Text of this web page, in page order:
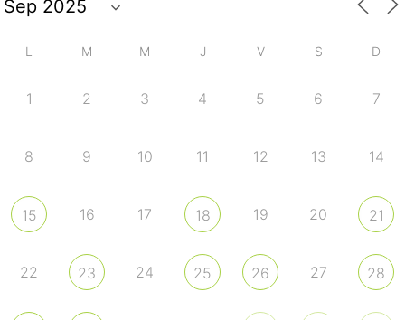
L M M J V S D
1 2 3 4 5 6 7
8 9 10 11 12 13 14
15 16 17 18 19 20 21
22 23 24 25 26 27 28